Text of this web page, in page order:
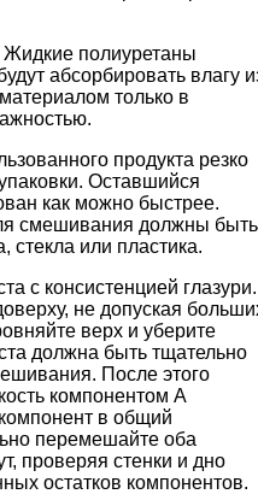
Жидкие полиуретаны
абсорбировать влагу
только в
продукта резко
Оставшийся
как можно быстрее.
смешивания должны быть
стекла или пластика.
с консистенцией глазури.
не допуская
верх и уберите
должна быть тщательно
После этого
компонентом А
в общий
перемешайте оба
проверяя стенки и дно
остатков компонентов.